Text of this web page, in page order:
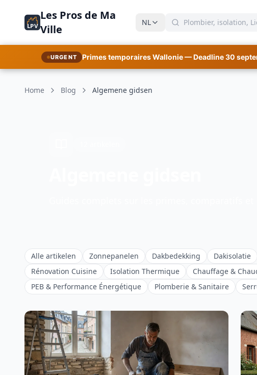
LPV
Les Pros de Ma
Ville
NL
URGENT Primes temporaires Wallonie — Deadline 30
Home Blog Algemene gidsen
Alle artikelen Zonnepanelen Dakbedekking Dakisolatie
Rénovation Cuisine
Isolation Thermique Chauffage &
PEB & Performance Énergétique
Plomberie & Sanitaire